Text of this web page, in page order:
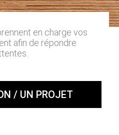
en charge vos
afin de répondre
/ UN PROJET